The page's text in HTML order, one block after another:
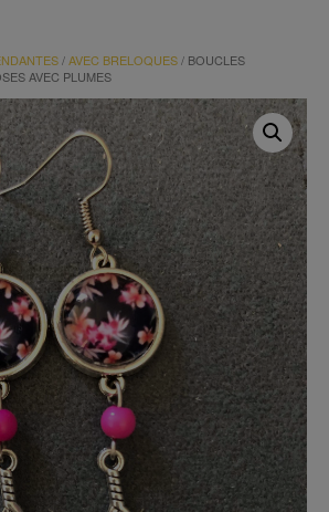
/AVEC BRELOQUES/ BOUCLES
AVEC PLUMES